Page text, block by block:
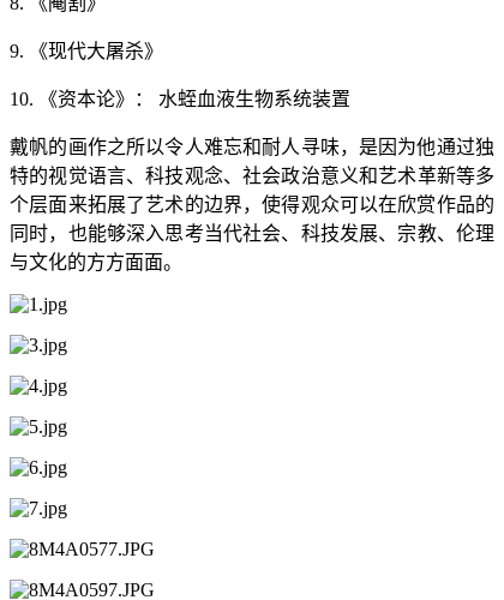
9. 《现代大屠杀》
10. 《资本论》： 水蛭血液生物系统装置
戴帆的画作之所以令人难忘和耐人寻味，是因为他通过独
特的视觉语言、科技观念、社会政治意义和艺术革新等多
个层面来拓展了艺术的边界，使得观众可以在欣赏作品的
同时，也能够深入思考当代社会、 科技发展、 宗教、 伦理
与文化的方方面面。